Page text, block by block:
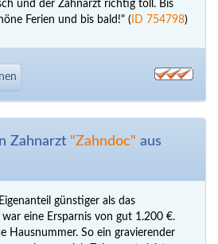
und der Zahnarzt richtig toll. Bis
Ferien und bis bald!" ( ID 754798)
Zahnarzt "Zahndoc" aus
günstiger als das
war eine Ersparnis von gut 1.200 €.
Hausnummer. So ein gravierender